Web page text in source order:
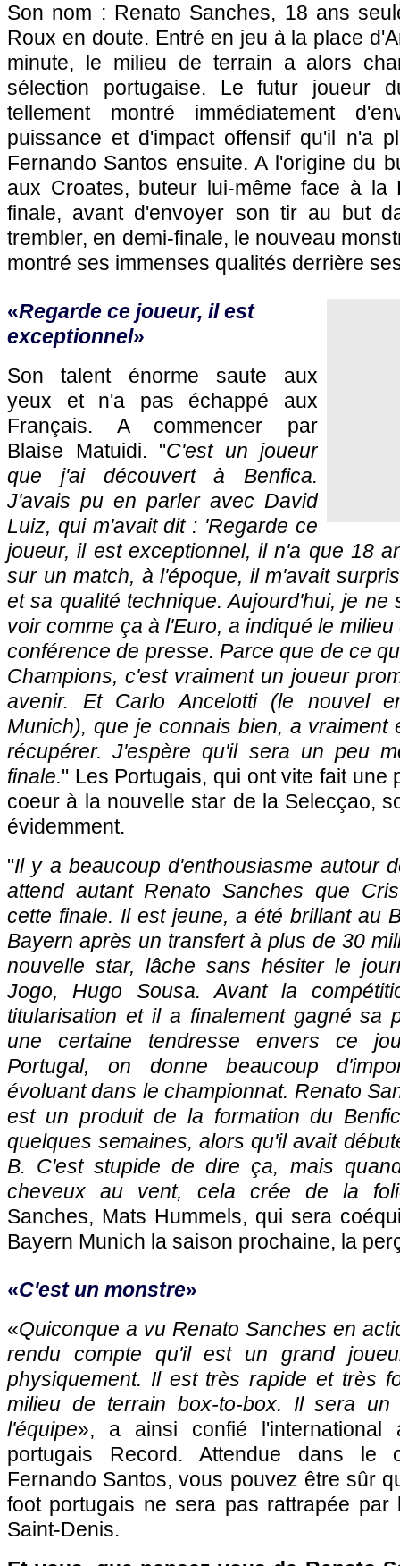
Son nom : Renato Sanches, 18 ans
Roux en doute. Entré en jeu à la place
minute, le milieu de terrain a alors
sélection portugaise. Le futur joueur
tellement montré immédiatement
puissance et d'impact offensif qu'il n'a
Fernando Santos ensuite. A l'origine du
aux Croates, buteur lui-même face à la
finale, avant d'envoyer son tir au but
trembler, en demi-finale, le nouveau
montré ses immenses qualités derrière
«Regarde ce joueur, il est
exceptionnel»
Son talent énorme saute aux
yeux et n'a pas échappé aux
Français. A commencer par
Blaise Matuidi. "C'est un joueur
que j'ai découvert à Benfica.
J'avais pu en parler avec David
Luiz, qui m'avait dit : 'Regarde ce
joueur, il est exceptionnel, il n'a que 18
sur un match, à l'époque, il m'avait
et sa qualité technique. Aujourd'hui, je
voir comme ça à l'Euro, a indiqué le
conférence de presse. Parce que de ce
Champions, c'est vraiment un joueur
avenir. Et Carlo Ancelotti (le nouvel
Munich), que je connais bien, a vraiment
récupérer. J'espère qu'il sera un peu
finale." Les Portugais, qui ont vite fait une
coeur à la nouvelle star de la Selecçao,
évidemment.
"Il y a beaucoup d'enthousiasme autour
attend autant Renato Sanches que
cette finale. Il est jeune, a été brillant au
Bayern après un transfert à plus de 30
nouvelle star, lâche sans hésiter le
Jogo, Hugo Sousa. Avant la
titularisation et il a finalement gagné sa
une certaine tendresse envers ce
Portugal, on donne beaucoup
évoluant dans le championnat. Renato
est un produit de la formation du
quelques semaines, alors qu'il avait
B. C'est stupide de dire ça, mais
cheveux au vent, cela crée de la
Sanches, Mats Hummels, qui sera
Bayern Munich la saison prochaine, la
«C'est un monstre»
«Quiconque a vu Renato Sanches en
rendu compte qu'il est un grand
physiquement. Il est très rapide et très
milieu de terrain box-to-box. Il sera un
l'équipe», a ainsi confié l'international
portugais Record. Attendue dans le
Fernando Santos, vous pouvez être sûr
foot portugais ne sera pas rattrapée
Saint-Denis.